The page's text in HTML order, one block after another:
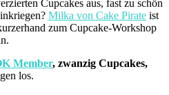
Cupcakes aus, fast zu schön
Milka von Cake Pirate ist
zum Cupcake-Workshop
Member, zwanzig Cupcakes,
los.